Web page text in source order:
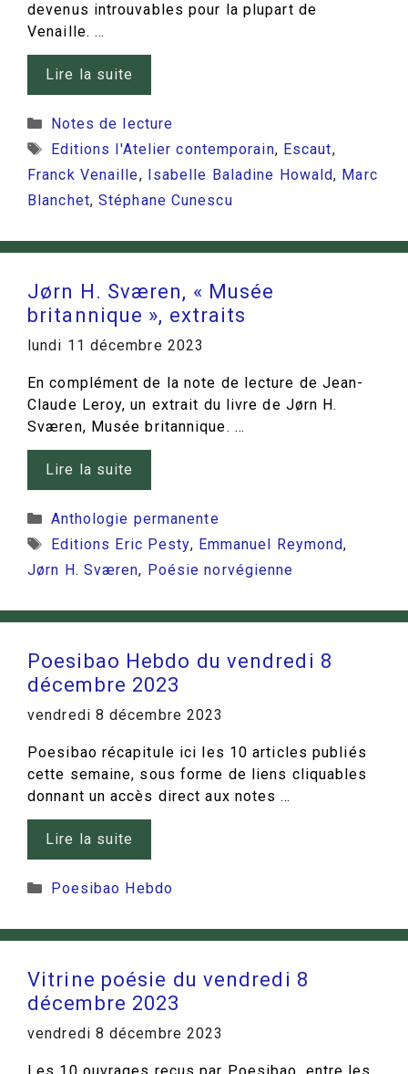
devenus introuvables pour la plupart de
Venaille. …
Lire la suite
Catégories
Notes de lecture
Étiquettes
Editions l'Atelier contemporain, Escaut,
Franck Venaille, Isabelle Baladine Howald, Marc
Blanchet,Stéphane Cunescu
Jørn H. Sværen, « Musée
britannique », extraits
lundi 11 décembre 2023
En complément de la note de lecture de Jean-
Claude Leroy, un extrait du livre de Jørn H.
Sværen, Musée britannique. …
Lire la suite
Catégories
Anthologie permanente
Étiquettes
Editions Eric Pesty, Emmanuel Reymond,
Jørn H. Sværen, Poésie norvégienne
Poesibao Hebdo du vendredi 8
décembre 2023
vendredi 8 décembre 2023
Poesibao récapitule ici les 10 articles publiés
cette semaine, sous forme de liens cliquables
donnant un accès direct aux notes …
Lire la suite
Catégories
Poesibao Hebdo
Vitrine poésie du vendredi 8
décembre 2023
vendredi 8 décembre 2023